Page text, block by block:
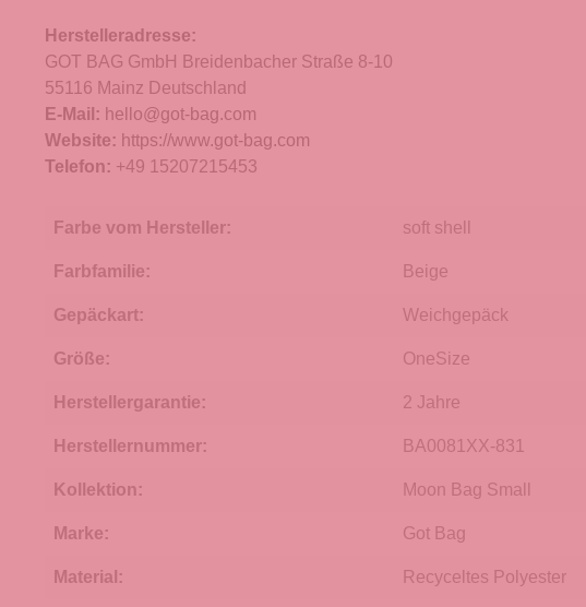
Herstelleradresse:
GOT BAG GmbH Breidenbacher Straße 8-10
55116 Mainz Deutschland
E-Mail: hello@got-bag.com
Website: https://www.got-bag.com
Telefon: +49 15207215453
Farbe vom Hersteller: soft shell
Farbfamilie: Beige
Gepäckart: Weichgepäck
Größe: OneSize
Herstellergarantie: 2 Jahre
Herstellernummer: BA0081XX-831
Kollektion: Moon Bag Small
Marke: Got Bag
Material: Recyceltes Polyester